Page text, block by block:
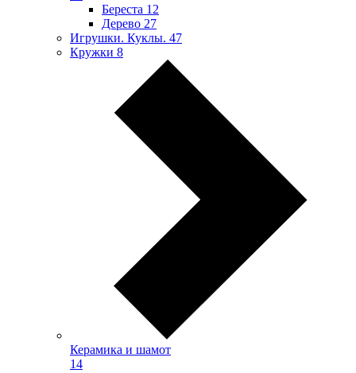
Береста 12
Дерево 27
Игрушки. Куклы. 47
Кружки 8
Керамика и шамот
14